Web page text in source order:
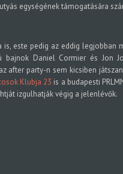
egységének támogatására
este pedig az eddig legjobban
Daniel Cormier és Jon
after party-n sem kicsiben
Klubja 23 is a budapesti
izgulhatják végig a jelenlévők.